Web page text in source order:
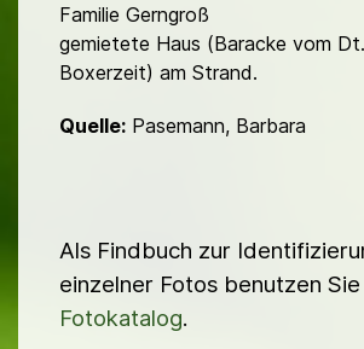
Familie Gerngroß
gemietete Haus (Baracke vom
Boxerzeit) am Strand.
Quelle: Pasemann, Barbara
Als Findbuch zur
einzelner Fotos benutzen
Fotokatalog.